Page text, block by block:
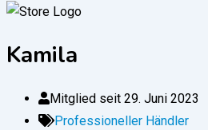
Kamila
Mitglied seit 29. Juni 2023
Professioneller Händler